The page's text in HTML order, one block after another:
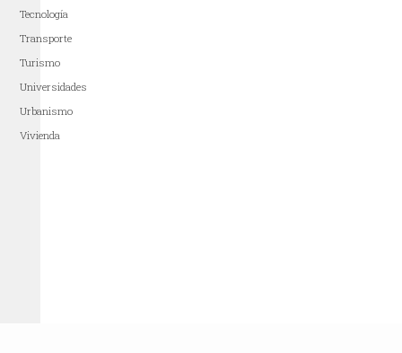
Tecnología
Transporte
Turismo
Universidades
Urbanismo
Vivienda